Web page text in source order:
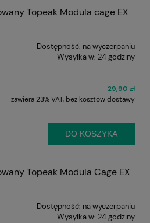
Topeak Modula cage EX
Dostępność: na wyczerpaniu
Wysyłka w: 24 godziny
29,90 zł
zawiera 23% VAT, bez kosztów dostawy
DO KOSZYKA
Topeak Modula Cage EX
Dostępność: na wyczerpaniu
Wysyłka w: 24 godziny